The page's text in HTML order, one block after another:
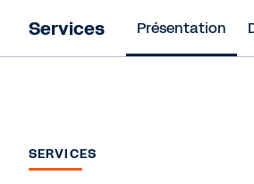
Services Présentation
SERVICES